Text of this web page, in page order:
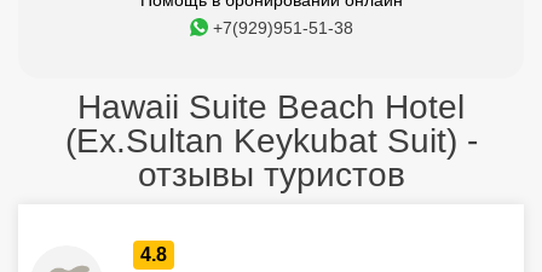
+7(929)951-51-38
Hawaii Suite Beach Hotel
(Ex.Sultan Keykubat Suit) -
отзывы туристов
4.8